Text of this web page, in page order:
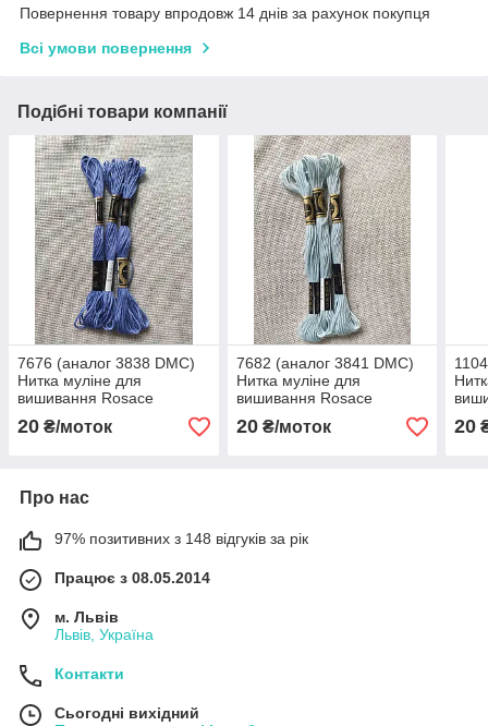
Повернення товару впродовж 14 днів за рахунок покупця
Всі умови повернення
Подібні товари компанії
7676 (аналог 3838 DMC)
Нитка муліне для
вишивання Rosace
20 ₴/моток
7682 (аналог 3841 DMC)
Нитка муліне для
вишивання Rosace
20₴/моток 20
Про нас
97% позитивних з 148 відгуків за рік
Працює з 08.05.2014
м. Львів
Львів, Україна
Контакти
Сьогодні вихідний